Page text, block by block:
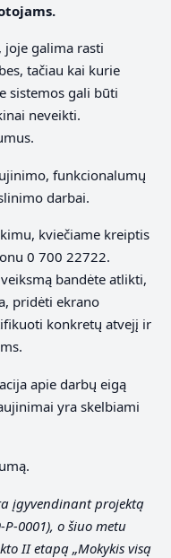
joje galima rasti
tačiau kai kurie
sistemos gali būti
neveikti.
funkcionalumų
darbai.
kviečiame kreiptis
0 700 22722.
bandėte atlikti,
pridėti ekrano
konkretų atvejį ir
apie darbų eigą
yra skelbiami
įgyvendinant projektą
P-0001), o šiuo metu
II etapą „Mokykis visą